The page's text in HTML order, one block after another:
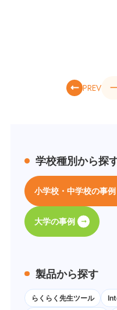
PREV
学校種別から探
小学校・中学校の事例
大学の事例
製品から探す
らくらく先生ツール